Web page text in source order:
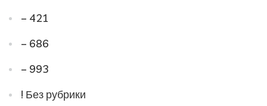
– 421
– 686
– 993
! Без рубрики